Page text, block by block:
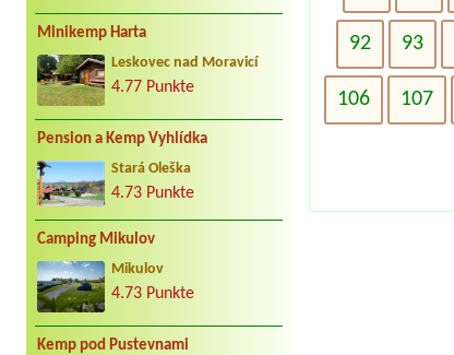
Minikemp Harta
Leskovec nad Moravicí
4.77 Punkte
Pension a Kemp Vyhlídka
Stará Oleška
4.73 Punkte
Camping Mikulov
Mikulov
4.73 Punkte
Kemp pod Pustevnami
92 93
106 107